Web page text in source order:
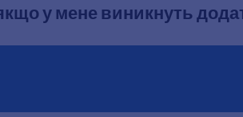
у мене виникнуть